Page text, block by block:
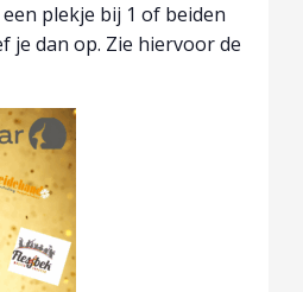
plekje bij 1 of beiden
je dan op. Zie hiervoor de